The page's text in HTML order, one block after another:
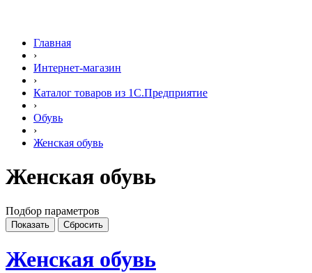
Главная
›
Интернет-магазин
›
Каталог товаров из 1С.Предприятие
›
Обувь
›
Женская обувь
Женская обувь
Подбор параметров
Женская обувь